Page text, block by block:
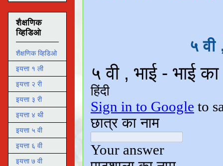
५ वी
शैक्षणिक
व्हिडिओ
शैक्षणिक व्हिडिओ
इयत्ता १ ली
इयत्ता २ री
इयत्ता ३ री
इयत्ता ४ थी
इयत्ता ५ वी
इयत्ता ६ वी
इयत्ता ७ वी